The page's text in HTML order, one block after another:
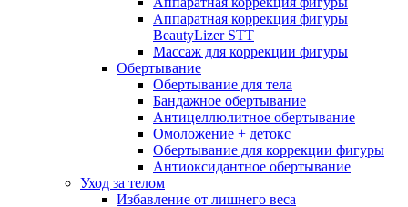
Аппаратная коррекция фигуры
BeautyLizer STT
Массаж для коррекции фигуры
Обертывание
Обертывание для тела
Бандажное обертывание
Антицеллюлитное обертывание
Омоложение + детокс
Обертывание для коррекции фигуры
Антиоксидантное обертывание
Уход за телом
Избавление от лишнего веса